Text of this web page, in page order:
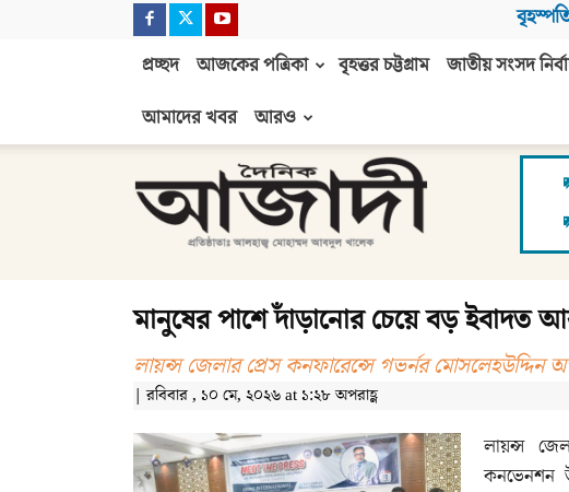
প্রচ্ছদ আজকের পত্রিকা বৃহত্তর চট্টগ্রাম জাতীয় সংসদ
আমাদের খবর
আরও
আজাদী
মানুষের পাশে দাঁড়ানোর চেয়ে বড় ইবাদত
লায়ন্স জেলার প্রেস কনফারেন্সে গভর্নর মোসলেহউদ্দিন
| রবিবার , ১০ মে, ২০২৬ at ১:২৮ অপরাহ্ণ
লায়ন্স
কনভেনশন